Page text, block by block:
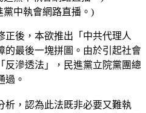
中執會網路直播。)
正後，本欲推出「中共代理人
的最後一塊拼圖。由於引起社會
反滲透法」，民進黨立院黨團總
過。
析，認為此法既非必要又難執